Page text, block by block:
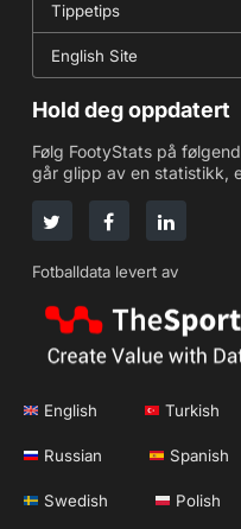
Tippetips
English Site
Hold deg oppdatert
Følg FootyStats på
går glipp av en statistikk,
Fotballdata levert av
English Turkish
Russian Spanish
Swedish Polish